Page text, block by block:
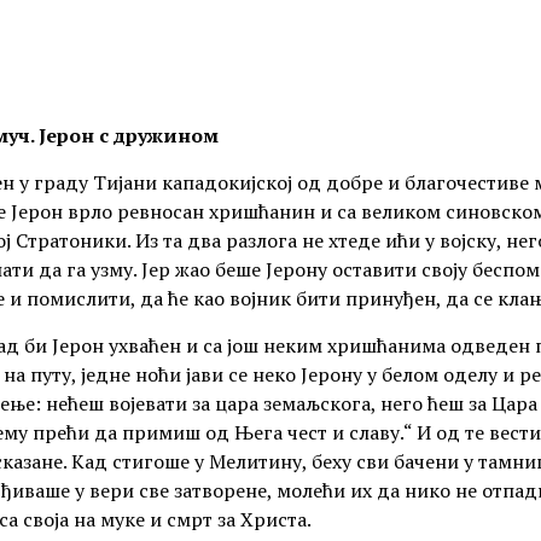
Јерон с дружином
у граду Тијани кападокијској од добре и благочестиве
Јерон врло ревносан хришћанин и са великом
Стратоники. Из та два разлога не хтеде ићи у војску,
да га узму. Јер жао беше Јерону оставити своју
и помислити, да ће као војник бити принуђен, да се
би Јерон ухваћен и са још неким хришћанима
на путу, једне ноћи јави се неко Јерону у белом оделу и
нећеш војевати за цара земаљскога, него ћеш за
прећи да примиш од Њега чест и славу.“ И од те
Кад стигоше у Мелитину, беху сви бачени у
у вери све затворене, молећи их да нико не
своја на муке и смрт за Христа.